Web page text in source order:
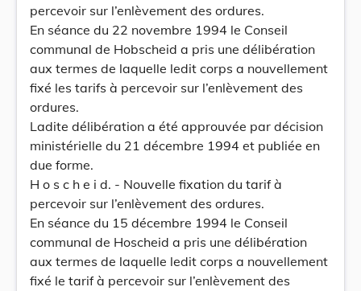
percevoir sur l’enlèvement des ordures.
En séance du 22 novembre 1994 le Conseil
communal de Hobscheid a pris une délibération
aux termes de laquelle ledit corps a nouvellement
fixé les tarifs à percevoir sur l’enlèvement des
ordures.
Ladite délibération a été approuvée par décision
ministérielle du 21 décembre 1994 et publiée en
due forme.
H o s c h e i d. - Nouvelle fixation du tarif à
percevoir sur l’enlèvement des ordures.
En séance du 15 décembre 1994 le Conseil
communal de Hoscheid a pris une délibération
aux termes de laquelle ledit corps a nouvellement
fixé le tarif à percevoir sur l’enlèvement des